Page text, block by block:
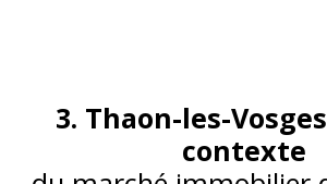
3. Thaon-les-
contexte